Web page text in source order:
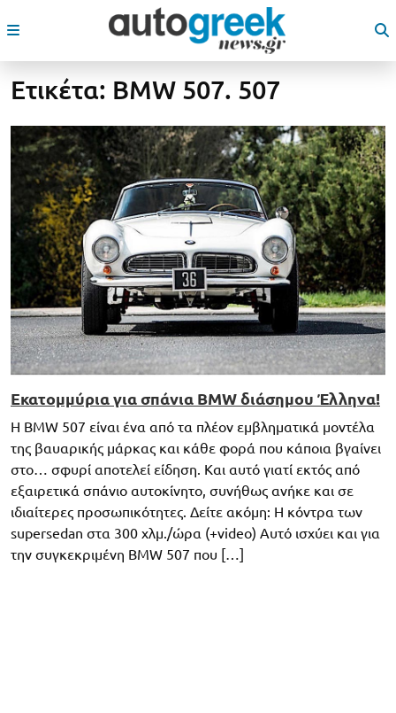
Ετικέτα: BMW 507. 507
Εκατομμύρια για σπάνια BMW διάσημου Έλληνα!
Η BMW 507 είναι ένα από τα πλέον εμβληματικά μοντέλα
της βαυαρικής μάρκας και κάθε φορά που κάποια βγαίνει
στο… σφυρί αποτελεί είδηση. Και αυτό γιατί εκτός από
εξαιρετικά σπάνιο αυτοκίνητο, συνήθως ανήκε και σε
ιδιαίτερες προσωπικότητες. Δείτε ακόμη: Η κόντρα των
supersedan στα 300 χλμ./ώρα (+video) Αυτό ισχύει και για
την συγκεκριμένη BMW 507 που […]